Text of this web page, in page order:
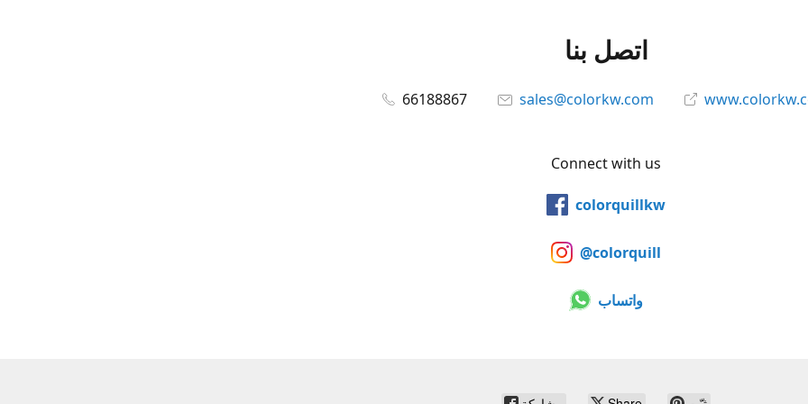
اتصل بنا
66188867 sales@colorkw.com
Connect with us
colorquillkw
@colorquill
واتساب